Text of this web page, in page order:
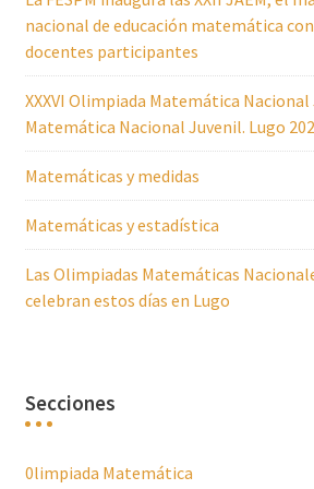
nacional de educación matemática con
docentes participantes
XXXVI Olimpiada Matemática
Matemática Nacional Juvenil. Lugo
Matemáticas y medidas
Matemáticas y estadística
Las Olimpiadas Matemáticas
celebran estos días en Lugo
Secciones
0limpiada Matemática